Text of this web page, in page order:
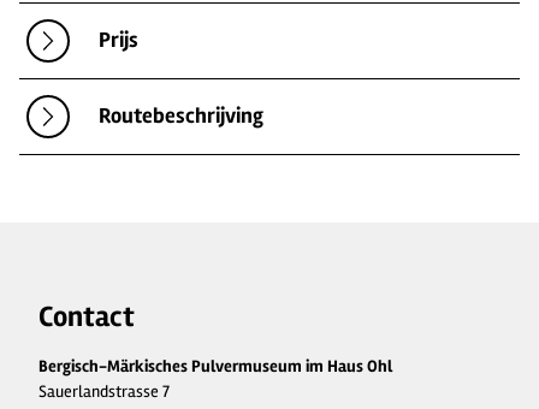
Prijs
Routebeschrijving
Contact
Bergisch-Märkisches Pulvermuseum im Haus Ohl
Sauerlandstrasse 7